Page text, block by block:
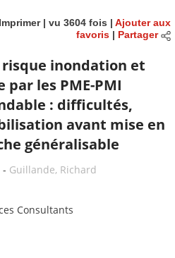
Imprimer| vu 3604 fois | Ajouter aux
favoris| Partager
inondation et
les PME-PMI
: difficultés,
avant mise en
généralisable
- Guillande, Richard
Consultants